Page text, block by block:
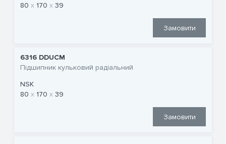
80
170 39
Замовити
6316 DDUCM
Підшипник кульковий радіальний
NSK
80
170 39
Замовити